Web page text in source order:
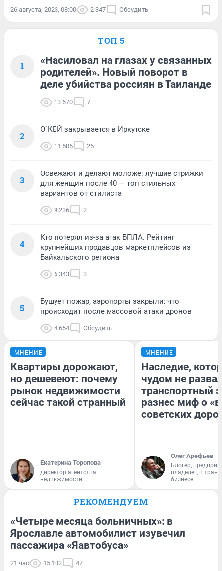
26 августа, 2023, 08:00 2 347 Обсудить
ТОП 5
1
«Насиловал на глазах у связанных
родителей». Новый поворот в
деле убийства россиян в Таиланде
13 670 7
2
О`КЕЙ закрывается в Иркутске
11 505 25
3
Освежают и делают моложе: лучшие стрижки
для женщин после 40 — топ стильных
вариантов от стилиста
9 236 2
4
Кто потерял из-за атак БПЛА. Рейтинг
крупнейших продавцов маркетплейсов из
Байкальского региона
6 343 3
5
Бушует пожар, аэропорты закрыли: что
происходит после массовой атаки дронов
4 654 Обсудить
МНЕНИЕ
Квартиры дорожают,
но дешевеют: почему
рынок недвижимости
сейчас такой странный
Екатерина Торопова
директор агентства
недвижимости
МНЕНИЕ
Наследие,
чудом не
транспортный
разнес миф о
советских
Олег Арефьев
Блогер,
владелец в
бизнесе
РЕКОМЕНДУЕМ
«Четыре месяца больничных»: в
Ярославле автомобилист изувечил
пассажира «Яавтобуса»
21 час 15 102 47